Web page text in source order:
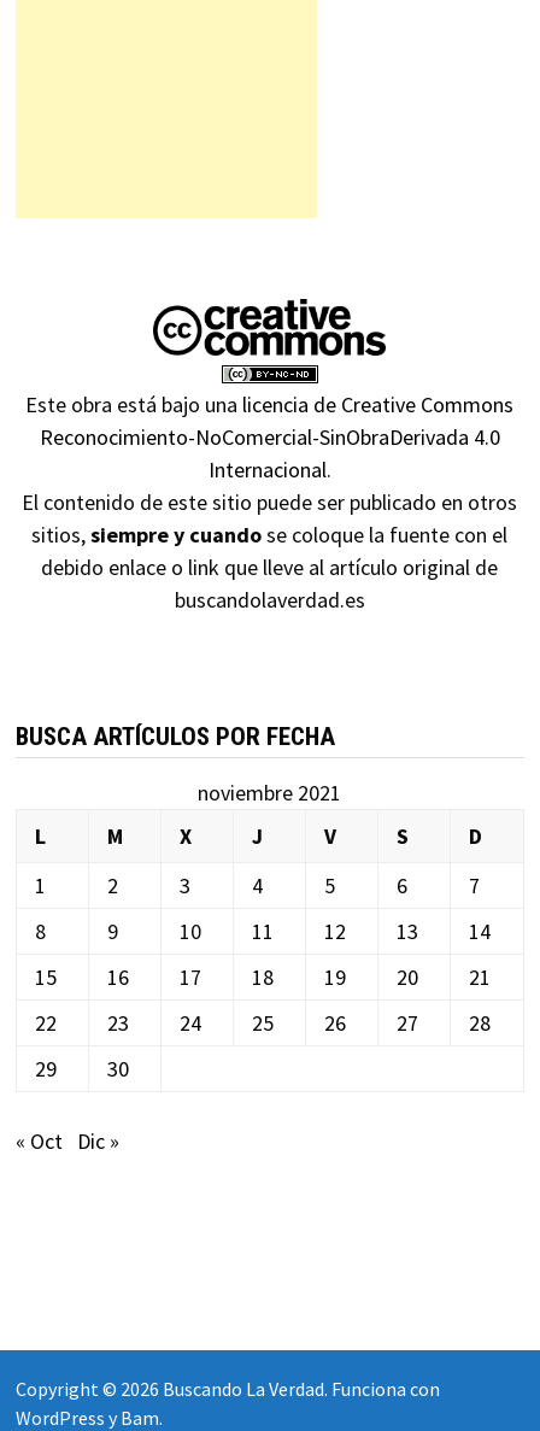
Este obra está bajo una licencia de Creative Commons
Reconocimiento-NoComercial-SinObraDerivada 4.0
Internacional.
El contenido de este sitio puede ser publicado en otros
sitios,siempre y cuandose coloque la fuente con el
debido enlace o link que lleve al artículo original de
buscandolaverdad.es
BUSCA ARTÍCULOS POR FECHA
noviembre 2021
L
M X J V S
D
1
2 3 4 5 6
7
8
9 10 11 12 13
14
15
16 17 18 19 20
21
22
23 24 25 26 27
28
29
30
« Oct Dic »
Copyright © 2026 Buscando La Verdad. Funciona con
WordPress yBam.